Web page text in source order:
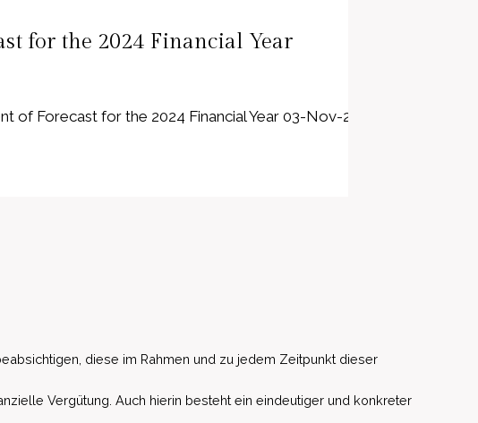
for the 2024 Financial Year
of Forecast for the 2024 Financial Year 03-Nov-2024 / 20:58
diese im Rahmen und zu jedem Zeitpunkt dieser
Vergütung. Auch hierin besteht ein eindeutiger und konkreter